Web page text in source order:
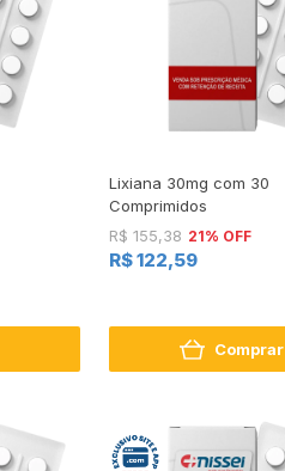
Lixiana 30mg com 30
Comprimidos
R$ 155,38 21% OFF
R$ 122,59
Comprar